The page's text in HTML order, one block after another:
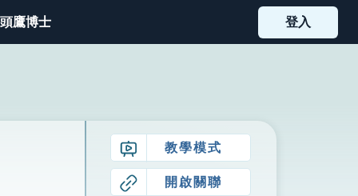
鷹博士 登入
教學模式
開啟關聯